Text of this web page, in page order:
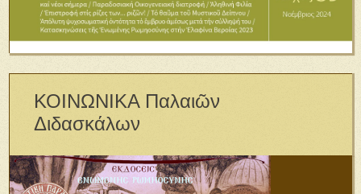
ΚΟΙΝΩΝΙΚΑ Παλαιῶν
Διδασκάλων